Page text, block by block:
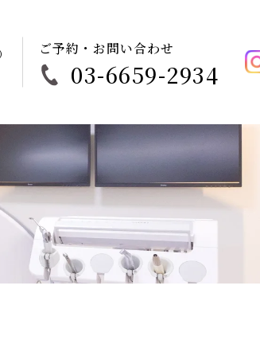
ご予約・お問い合わせ
03-6659-2934